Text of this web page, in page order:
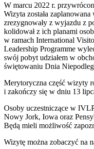
W marcu 2022 r.
Wizyta została
zrezygnowały z wyjazdu z
kolidował z ich planami
w ramach International
Leadership Programme
swój pobyt udziałem w
świętowaniu Dnia
Merytoryczna część wizyty
i zakończy się w dniu 13
Osoby uczestniczące w
Nowy Jork, Iowa oraz
Będą mieli możliwość
Wizytę można zobaczyć na